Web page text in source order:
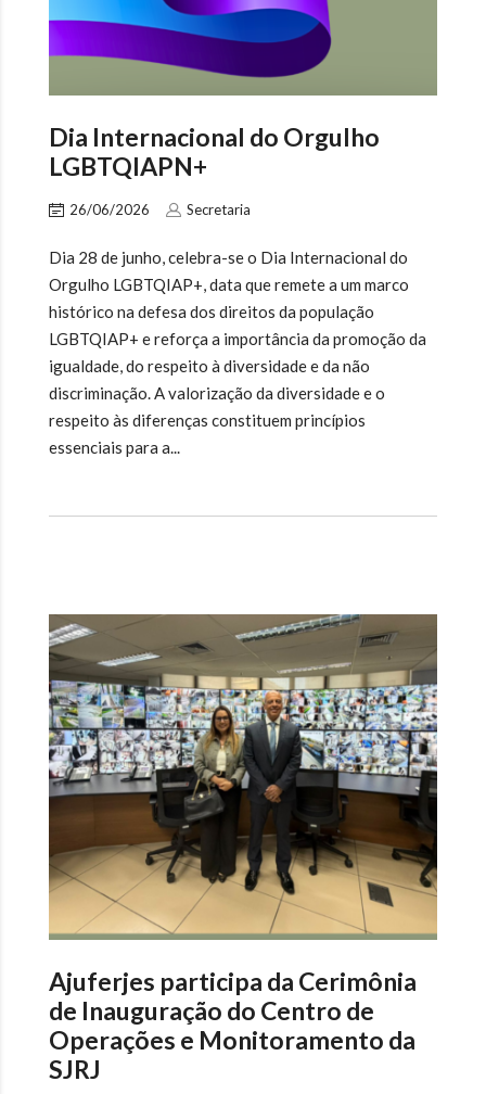
Dia Internacional do Orgulho
LGBTQIAPN+
26/06/2026 Secretaria
Dia 28 de junho, celebra-se o Dia Internacional do
Orgulho LGBTQIAP+, data que remete a um marco
histórico na defesa dos direitos da população
LGBTQIAP+ e reforça a importância da promoção da
igualdade, do respeito à diversidade e da não
discriminação. A valorização da diversidade e o
respeito às diferenças constituem princípios
essenciais para a...
Ajuferjes participa da Cerimônia
de Inauguração do Centro de
Operações e Monitoramento da
SJRJ